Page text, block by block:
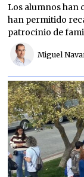
Los alumnos han
han permitido
patrocinio de
Miguel